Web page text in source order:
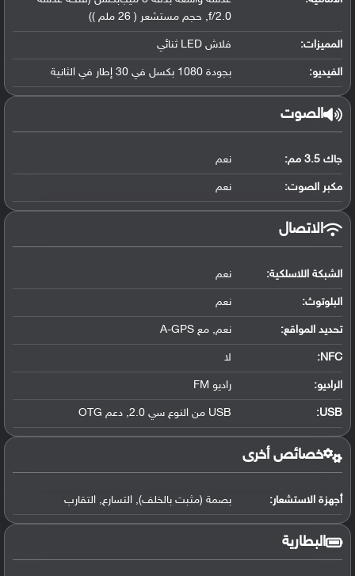
f/2.0, حجم مستشعر ( 26 ملم ))
المميزات: فلاش LED ثنائي
الفيديو: بجودة 1080 بكسل في 30 إطار في الثانية
الصوت
جاك 3.5 مم: نعم
مكبر الصوت: نعم
الاتصال
الشبكة اللاسلكية: نعم
البلوتوث: نعم
تحديد المواقع: نعم, مع A-GPS
NFC
: لا
الراديو: راديو FM
USB
: USB من النوع سي 2.0, دعم OTG
خصائص أخرى
أجهزة الاستشعار: بصمة (مثبت بالخلف), التسارع, التقارب
البطارية